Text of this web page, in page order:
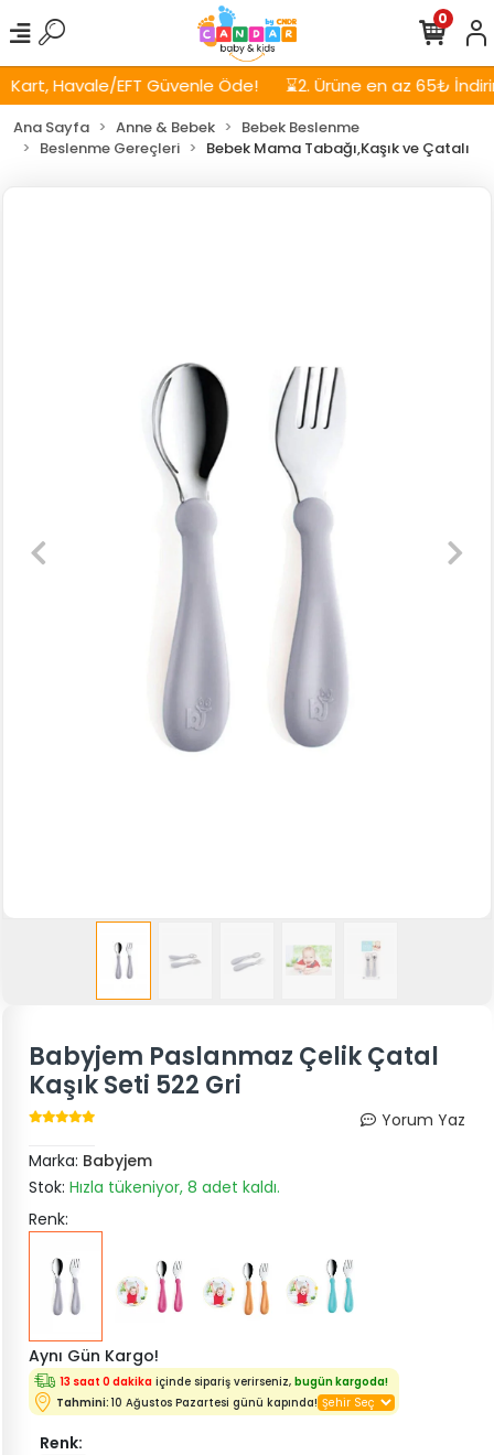
Havale/EFT Güvenle Öde! ⌛2. Ürüne en az 65₺ İndirim!
0
Ana Sayfa Anne & Bebek
Bebek Beslenme
Beslenme Gereçleri
Bebek Mama Tabağı,Kaşık ve Çatalı
Babyjem Paslanmaz Çelik Çatal
Kaşık Seti 522 Gri
Yorum Yaz
Marka: Babyjem
Stok: Hızla tükeniyor, 8 adet kaldı.
Renk:
Aynı Gün Kargo!
13 saat 0 dakikaiçinde sipariş verirseniz, bugün kargoda!
Tahmini:10 Ağustos Pazartesi günü kapında!
Renk: